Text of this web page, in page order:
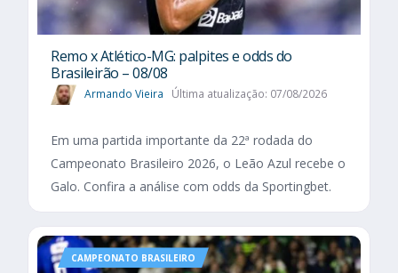
Remo x Atlético-MG: palpites e odds do
Brasileirão – 08/08
Armando Vieira Última atualização: 07/08/2026
Em uma partida importante da 22ª rodada do
Campeonato Brasileiro 2026, o Leão Azul recebe o
Galo. Confira a análise com odds da Sportingbet.
CAMPEONATO BRASILEIRO